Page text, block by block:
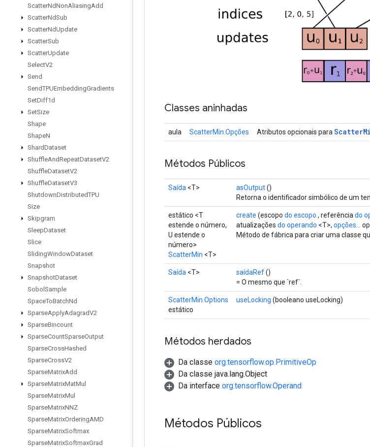
ScatterNdNonAliasingAdd
ScatterNdSub
ScatterNdUpdate
ScatterSub
ScatterUpdate
SelectV2
Send
SendTPUEmbeddingGradients
SetDiff1d
SetSize
Shape
ShapeN
ShardDataset
ShuffleAndRepeatDatasetV2
ShuffleDatasetV2
ShuffleDatasetV3
ShutdownDistributedTPU
Size
Skipgram
SleepDataset
Slice
SlidingWindowDataset
Snapshot
SnapshotDataset
Sobol Sample
SpaceToBatchNd
SparseApplyAdagradV2
SparseBincount
SparseCountSparseOutput
SparseCrossHashed
SparseCrossV2
SparseMatrixAdd
SparseMatrixMatMul
SparseMatrixMul
SparseMatrixNNZ
SparseMatrixOrderingAMD
SparseMatrixSoftmax
SparseMatrixSoftmaxGrad
Classes aninhadas
aula ScatterMin.Opções Atributos opcionais paraScatter
Métodos Públicos
Saída <T> asOutput()
Retorna o identificador simbólico de um
estático <T
estende o número,
U estende o
número>
ScatterMin <T>
create (escopo do escopo , referênciado
atualizações do operando <T>, opções...
Método de fábrica para criar uma classe
Saída <T> saídaRef()
= O mesmo que `ref`.
ScatterMin.Options
estático
useLocking (booleano useLocking)
Métodos herdados
Da classe org.tensorflow.op.PrimitiveOp
Da classe java.lang.Object
Da interface org.tensorflow.Operand
Métodos Públicos